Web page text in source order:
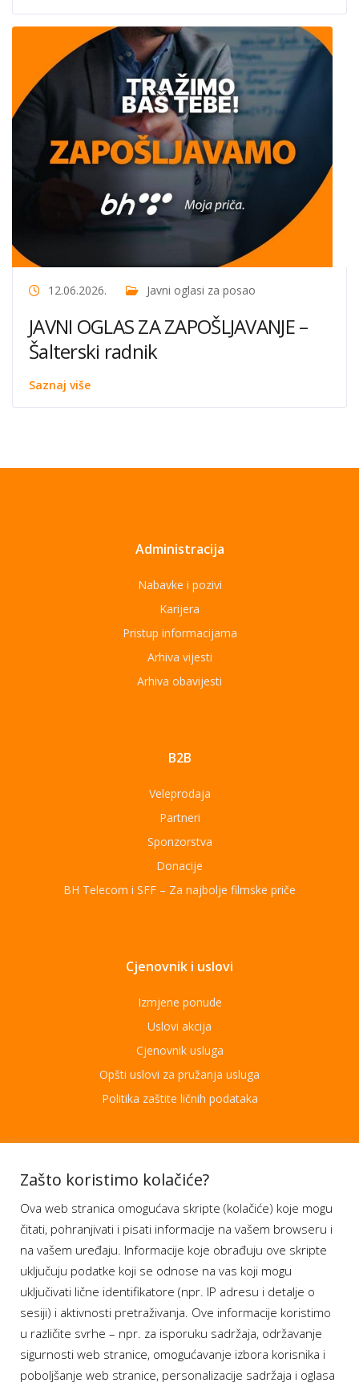
12.06.2026. Javni oglasi za posao
JAVNI OGLAS ZA ZAPOŠLJAVANJE –
Šalterski radnik
Saznaj više
Administracija
Nabavke i pozivi
Karijera
Pristup informacijama
Arhiva vijesti
Arhiva obavijesti
B2B
Veleprodaja
Partneri
Sponzorstva
Donacije
BH Telecom i SFF – Za najbolje filmske priče
Cjenovnik i uslovi
Izmjene ponude
Uslovi akcija
Cjenovnik usluga
Opšti uslovi za pružanja usluga
Politika zaštite ličnih podataka
Aplikacije
Moj BH Telecom
Dostupnost usluga
Moja webTV
Aukcije BH Telecom
Program lojalnosti
Zašto koristimo kolačiće?
Ova web stranica omogućava skripte (kolačiće) koje mogu
čitati, pohranjivati i pisati informacije na vašem browseru i
na vašem uređaju. Informacije koje obrađuju ove skripte
uključuju podatke koji se odnose na vas koji mogu
uključivati lične identifikatore (npr. IP adresu i detalje o
sesiji) i aktivnosti pretraživanja. Ove informacije koristimo
u različite svrhe – npr. za isporuku sadržaja, održavanje
sigurnosti web stranice, omogućavanje izbora korisnika i
poboljšanje web stranice, personalizacije sadržaja i oglasa